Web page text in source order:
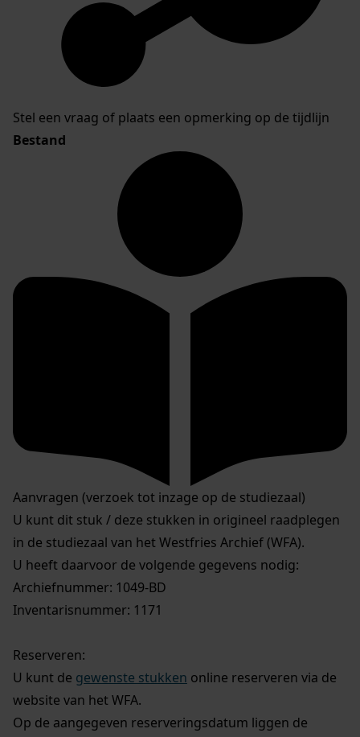
Stel een vraag of plaats een opmerking op de tijdlijn
Bestand
Aanvragen (verzoek tot inzage op de studiezaal)
U kunt dit stuk / deze stukken in origineel raadplegen
in de studiezaal van het Westfries Archief (WFA).
U heeft daarvoor de volgende gegevens nodig:
Archiefnummer: 1049-BD
Inventarisnummer: 1171
Reserveren:
U kunt de gewenste stukken online reserveren via de
website van het WFA.
Op de aangegeven reserveringsdatum liggen de